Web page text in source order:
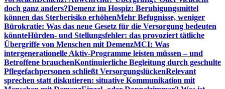
doch ganz anders?Demenz im Hospiz: Beruhigungsmittel
können das Sterberisiko erhöhenMehr Befugnisse, weniger
Bürokratie: Was das neue Gesetz für die Versorgung bedeuten
könnteHürden- und Stellungsfehler: das provoziert tätliche
Übergriffe von Menschen mit DemenzMCI: Was
intergenerationelle Aktiv-Programme leisten müssen – und
Betroffene brauchenKontinuierliche Begleitung durch geschulte
Pflegefachpersonen schließt VersorgungslückenRelevant
sprechen statt diskutieren: situative Kommunikation mit